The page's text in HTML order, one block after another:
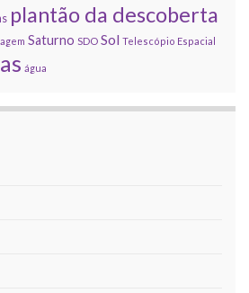
plantão da descoberta
Saturno SDO Sol Telescópio Espacial
água